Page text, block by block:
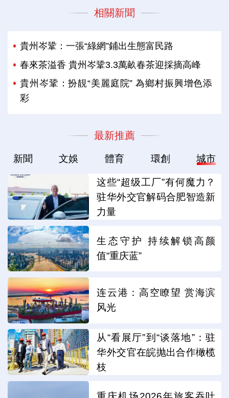
相關新聞
貴州岑鞏：一張“綠網”鋪出生態富民路
春來茶溢香 貴州岑鞏3.3萬畝春茶迎採摘高峰
貴州岑鞏：扮靚“美麗庭院” 為鄉村振興增色添
彩
最新推薦
新聞 文娛 體育 環創 城市
这些“超级工厂”有何魔力？
驻华外交官解码合肥智造新
力量
生态守护 持续解锁高颜
值“重庆蓝”
连云港：高空瞭望 赏海滨
风光
从“看展厅”到“谈落地”：驻
华外交官在皖抛出合作橄榄
枝